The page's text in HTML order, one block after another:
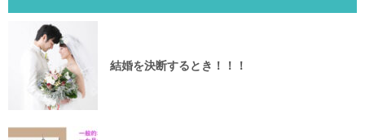
結婚を決断するとき！！！